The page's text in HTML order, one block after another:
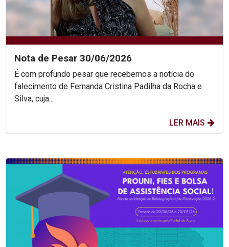
Nota de Pesar 30/06/2026
É com profundo pesar que recebemos a notícia do
falecimento de Fernanda Cristina Padilha da Rocha e
Silva, cuja...
LER MAIS